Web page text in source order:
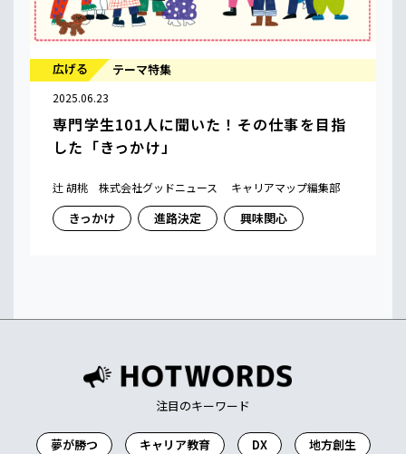
広げる テーマ特集
2025.06.23
専門学生101人に聞いた！その仕事を目指
した「きっかけ」
辻 胡桃 株式会社グッドニュース キャリアマップ編集部
きっかけ 進路決定 興味関心
注目のキーワード
夢が勝つ キャリア教育 DX
地方創生